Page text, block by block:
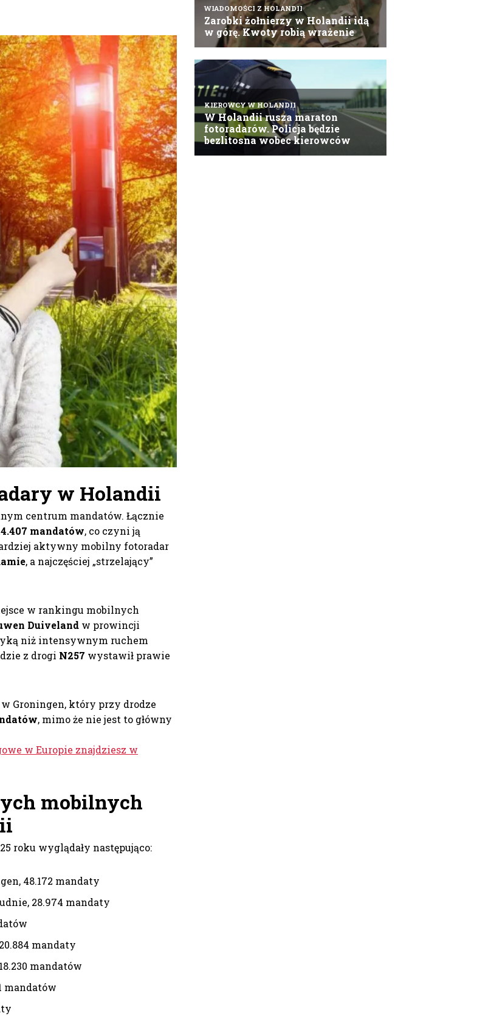
w Holandii
centrum mandatów. Łącznie
mandatów, co czyni ją
aktywny mobilny fotoradar
, a najczęściej „strzelający”
w rankingu mobilnych
Duiveland w prowincji
niż intensywnym ruchem
z drogi N257 wystawił prawie
Groningen, który przy drodze
, mimo że nie jest to główny
w Europie znajdziesz w
mobilnych
roku wyglądały następująco:
48.172 mandaty
28.974 mandaty
mandaty
mandatów
mandatów